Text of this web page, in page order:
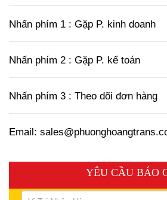
Nhấn phím 1 : Gặp P. kinh doanh
Nhấn phím 2 : Gặp P. kế toán
Nhấn phím 3 : Theo dõi đơn hàng
Email:
YÊU CẦU BÁO